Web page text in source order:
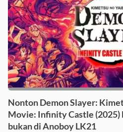
Nonton Demon Slayer:
Movie: Infinity Castle (2025)
bukan di Anoboy LK21